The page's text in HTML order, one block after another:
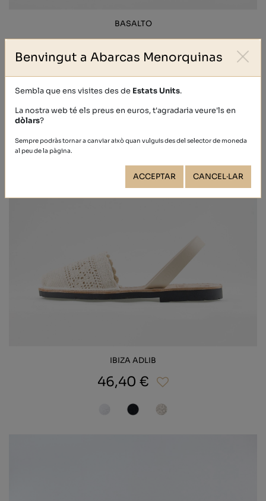
BASALTO
62,90 €
IBIZA ADLIB
46,40 €
Benvingut a Abarcas Menorquinas
Sembla que ens visites des de Estats Units.
La nostra web té els preus en euros, t'agradaria veure'ls en
dòlars?
Sempre podràs tornar a canviar això quan vulguis des del selector de moneda
al peu de la pàgina.
ACCEPTAR CANCEL·LAR